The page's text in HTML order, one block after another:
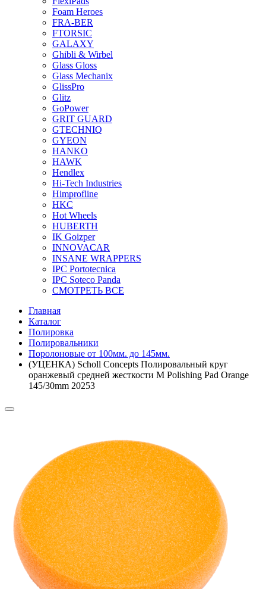
Foam Heroes
FRA-BER
FTORSIC
GALAXY
Ghibli & Wirbel
Glass Gloss
Glass Mechanix
GlissPro
Glitz
GoPower
GRIT GUARD
GTECHNIQ
GYEON
HANKO
HAWK
Hendlex
Hi-Tech Industries
Himprofline
HKC
Hot Wheels
HUBERTH
IK Goizper
INNOVACAR
INSANE WRAPPERS
IPC Portotecnica
IPC Soteco Panda
СМОТРЕТЬ ВСЕ
Главная
Каталог
Полировка
Полировальники
Поролоновые от 100мм. до 145мм.
(УЦЕНКА) Scholl Concepts Полировальный круг
оранжевый средней жесткости M Polishing Pad Orange
145/30mm 20253